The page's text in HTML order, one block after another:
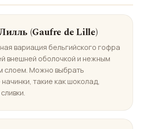
(Gaufre de Lille)
вариация бельгийского гофра
внешней оболочкой и нежным
слоем. Можно выбрать
такие как шоколад,